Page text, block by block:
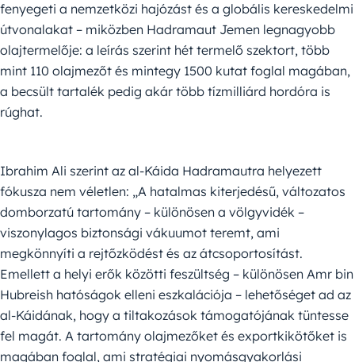
fenyegeti a nemzetközi hajózást és a globális kereskedelmi
útvonalakat – miközben Hadramaut Jemen legnagyobb
olajtermelője: a leírás szerint hét termelő szektort, több
mint 110 olajmezőt és mintegy 1500 kutat foglal magában,
a becsült tartalék pedig akár több tízmilliárd hordóra is
rúghat.
Ibrahim Ali szerint az al-Káida Hadramautra helyezett
fókusza nem véletlen: „A hatalmas kiterjedésű, változatos
domborzatú tartomány – különösen a völgyvidék –
viszonylagos biztonsági vákuumot teremt, ami
megkönnyíti a rejtőzködést és az átcsoportosítást.
Emellett a helyi erők közötti feszültség – különösen Amr bin
Hubreish hatóságok elleni eszkalációja – lehetőséget ad az
al-Káidának, hogy a tiltakozások támogatójának tüntesse
fel magát. A tartomány olajmezőket és exportkikötőket is
magában foglal, ami stratégiai nyomásgyakorlási